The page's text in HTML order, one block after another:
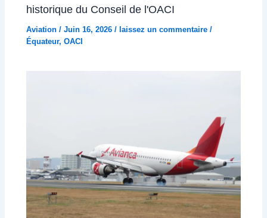
historique du Conseil de l'OACI
Aviation /Juin 16, 2026/ laissez un commentaire /
Équateur,OACI